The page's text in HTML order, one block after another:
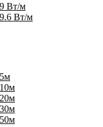
Вт/м
Вт/м